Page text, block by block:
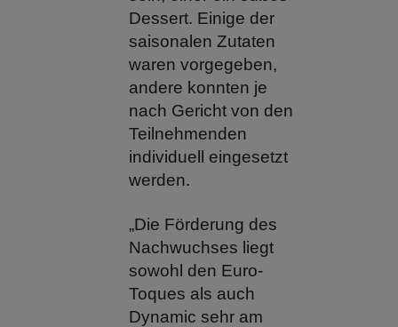
Dessert. Einige der
saisonalen Zutaten
waren vorgegeben,
andere konnten je
nach Gericht von den
Teilnehmenden
individuell eingesetzt
werden.
„Die Förderung des
Nachwuchses liegt
sowohl den Euro-
Toques als auch
Dynamic sehr am